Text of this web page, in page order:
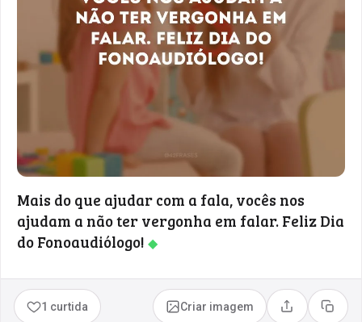
Mais do que ajudar com a fala, vocês nos
ajudam a não ter vergonha em falar. Feliz Dia
do Fonoaudiólogo! ◆
1 curtida Criar imagem Compartilhar
Copiar